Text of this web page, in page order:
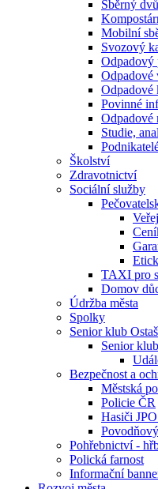
Sběrný
Mobilní
Svozový
Odpadový
Odpadové
Odpadové
Povinné
Odpadové
Studie,
Školství
Zdravotnictví
Sociální služby
TAXI pro
Domov
Údržba města
Spolky
Senior klub Ostaš
Senior
Bezpečnost a
Městská
Policie ČR
Hasiči
Pohřebnictví -
Polická farnost
Informační